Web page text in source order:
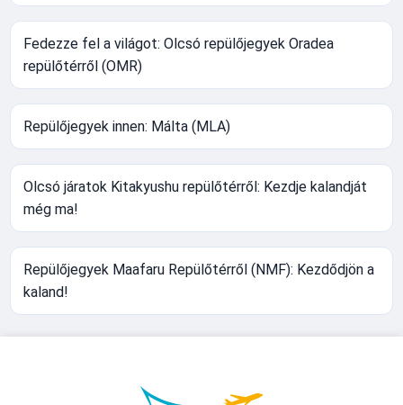
Fedezze fel a világot: Olcsó repülőjegyek Oradea
repülőtérről (OMR)
Repülőjegyek innen: Málta (MLA)
Olcsó járatok Kitakyushu repülőtérről: Kezdje kalandját
még ma!
Repülőjegyek Maafaru Repülőtérről (NMF): Kezdődjön a
kaland!